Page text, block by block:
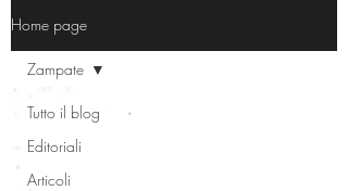
Home page
Tutto il blog
Editoriali
Articoli
Zampate